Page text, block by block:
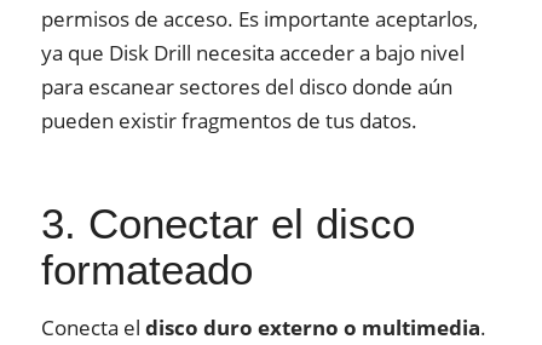
permisos de acceso. Es importante aceptarlos,
ya que Disk Drill necesita acceder a bajo nivel
para escanear sectores del disco donde aún
pueden existir fragmentos de tus datos.
3. Conectar el disco
formateado
Conecta el disco duro externo o multimedia.